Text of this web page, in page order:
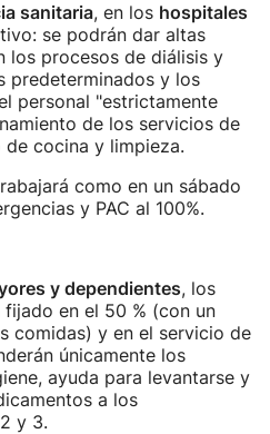
sanitaria, en los hospitales
se podrán dar altas
los procesos de diálisis y
predeterminados y los
personal "estrictamente
de los servicios de
cocina y limpieza.
como en un sábado
y PAC al 100%.
y dependientes, los
en el 50 % (con un
comidas) y en el servicio de
únicamente los
ayuda para levantarse y
a los
y 3.